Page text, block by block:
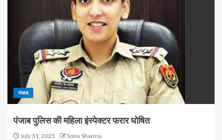
पंजाब
पंजाब पुलिस की महिला इंस्पेक्टर फरार घोषित
July 31, 2025 Sonu Sharma